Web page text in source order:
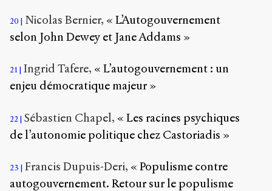
20 Nicolas Bernier, « L’Autogouvernement
selon John Dewey et Jane Addams »
21 Ingrid Tafere, « L’autogouvernement : un
enjeu démocratique majeur »
22 Sébastien Chapel, « Les racines psychiques
de l’autonomie politique chez Castoriadis »
23 Francis Dupuis-Deri, « Populisme contre
autogouvernement. Retour sur le populisme